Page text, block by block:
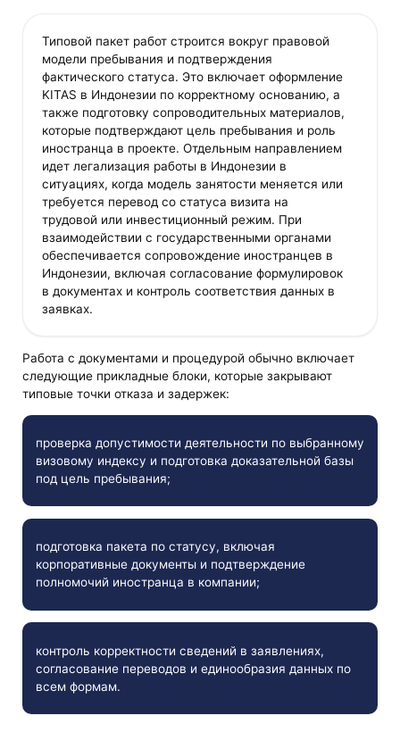
Типовой пакет работ строится вокруг правовой
модели пребывания и подтверждения
фактического статуса. Это включает оформление
KITAS в Индонезии по корректному основанию, а
также подготовку сопроводительных материалов,
которые подтверждают цель пребывания и роль
иностранца в проекте. Отдельным направлением
идет легализация работы в Индонезии в
ситуациях, когда модель занятости меняется или
требуется перевод со статуса визита на
трудовой или инвестиционный режим. При
взаимодействии с государственными органами
обеспечивается сопровождение иностранцев в
Индонезии, включая согласование формулировок
в документах и контроль соответствия данных в
заявках.
Работа с документами и процедурой обычно включает
следующие прикладные блоки, которые закрывают
типовые точки отказа и задержек:
проверка допустимости деятельности по выбранному
визовому индексу и подготовка доказательной базы
под цель пребывания;
подготовка пакета по статусу, включая
корпоративные документы и подтверждение
полномочий иностранца в компании;
контроль корректности сведений в заявлениях,
согласование переводов и единообразия данных по
всем формам.